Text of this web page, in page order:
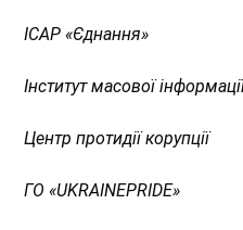
ІСАР«Єднання»
Інститут масової
Центр протидії корупції
ГО«UKRAINEPRIDE»